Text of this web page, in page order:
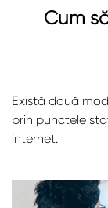
Cum
Există două
prin punctele
internet.